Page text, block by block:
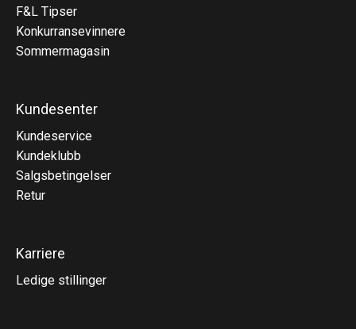
F&L Tipser
Konkurransevinnere
Sommermagasin
Kundesenter
Kundeservice
Kundeklubb
Salgsbetingelser
Retur
Karriere
Ledige stillinger